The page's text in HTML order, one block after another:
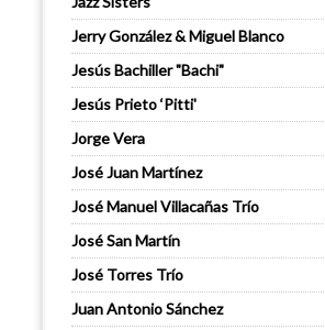
Jerry González & Miguel Blanco
Jesús Bachiller "Bachi"
Jesús Prieto ‘Pitti'
Jorge Vera
José Juan Martínez
José Manuel Villacañas Trío
José San Martín
José Torres Trío
Juan Antonio Sánchez